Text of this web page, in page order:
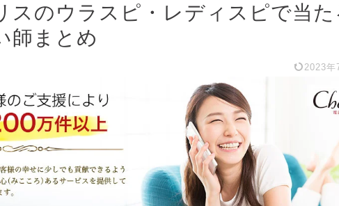
スのウラスピ・レディスピで当た
師まとめ
2023年